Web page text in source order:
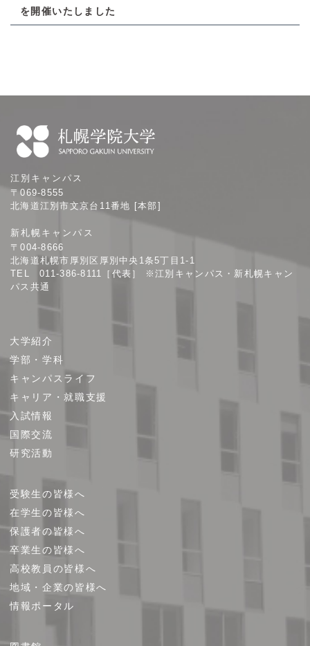
を開催いたしました
幌
学
大
学
江別キャンパス
〒069-8555
北海道江別市文京台11番地 [本部]
新札幌キャンパス
〒004-8666
北海道札幌市厚別区厚別中央1条5丁目1-1
TEL 011-386-8111［代表］ ※江別キャンパス・新札幌キャン
パス共通
ト
プ
大学紹介
学部・学科
キャンパスライフ
キャリア・就職支援
入試情報
国際交流
研究活動
受験生の皆様へ
在学生の皆様へ
保護者の皆様へ
卒業生の皆様へ
高校教員の皆様へ
地域・企業の皆様へ
情報ポータル